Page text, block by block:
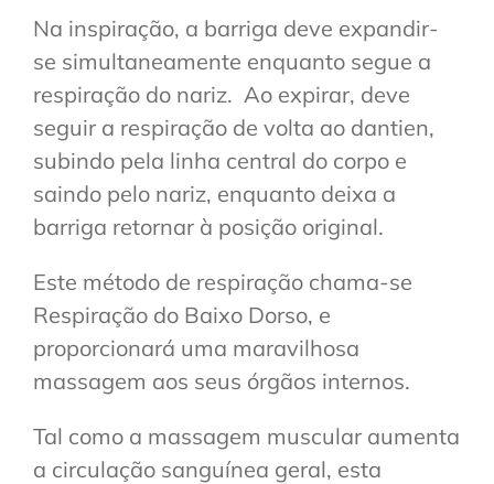
Na inspiração, a barriga deve expandir-
se simultaneamente enquanto segue a
respiração do nariz. Ao expirar, deve
seguir a respiração de volta ao dantien,
subindo pela linha central do corpo e
saindo pelo nariz, enquanto deixa a
barriga retornar à posição original.
Este método de respiração chama-se
Respiração do Baixo Dorso, e
proporcionará uma maravilhosa
massagem aos seus órgãos internos.
Tal como a massagem muscular aumenta
a circulação sanguínea geral, esta